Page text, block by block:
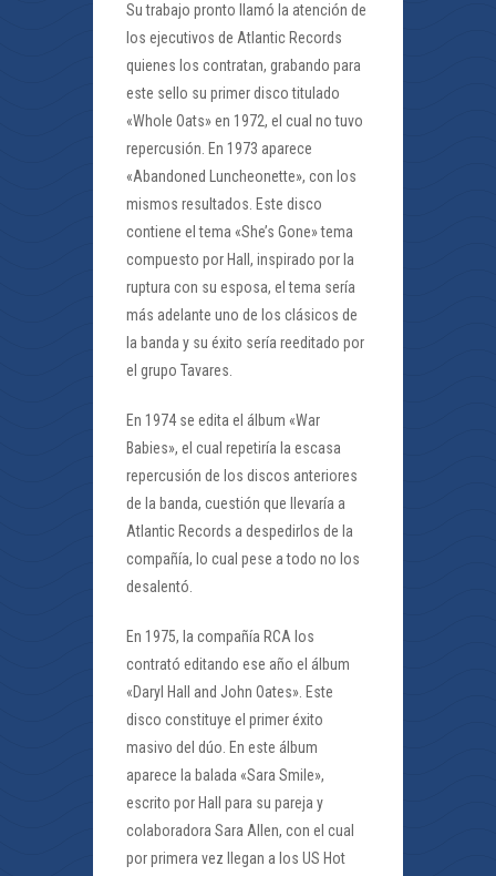
Su trabajo pronto llamó la atención de
los ejecutivos de Atlantic Records
quienes los contratan, grabando para
este sello su primer disco titulado
«Whole Oats» en 1972, el cual no tuvo
repercusión. En 1973 aparece
«Abandoned Luncheonette», con los
mismos resultados. Este disco
contiene el tema «She’s Gone» tema
compuesto por Hall, inspirado por la
ruptura con su esposa, el tema sería
más adelante uno de los clásicos de
la banda y su éxito sería reeditado por
el grupo Tavares.
En 1974 se edita el álbum «War
Babies», el cual repetiría la escasa
repercusión de los discos anteriores
de la banda, cuestión que llevaría a
Atlantic Records a despedirlos de la
compañía, lo cual pese a todo no los
desalentó.
En 1975, la compañía RCA los
contrató editando ese año el álbum
«Daryl Hall and John Oates». Este
disco constituye el primer éxito
masivo del dúo. En este álbum
aparece la balada «Sara Smile»,
escrito por Hall para su pareja y
colaboradora Sara Allen, con el cual
por primera vez llegan a los US Hot